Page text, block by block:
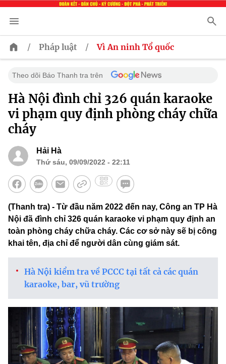
/ Pháp luật / Vì An ninh Tổ quốc
Theo dõi Báo Thanh tra trên
​ Hà Nội đình chỉ 326 quán karaoke
vi phạm quy định phòng cháy chữa
cháy
Hải Hà
Thứ sáu, 09/09/2022 - 22:11
(Thanh tra) - Từ đầu năm 2022 đến nay, Công an TP Hà
Nội đã đình chỉ 326 quán karaoke vi phạm quy định an
toàn phòng cháy chữa cháy. Các cơ sở này sẽ bị công
khai tên, địa chỉ để người dân cùng giám sát.
Hà Nội kiểm tra về PCCC tại tất cả các quán
karaoke, bar, vũ trường